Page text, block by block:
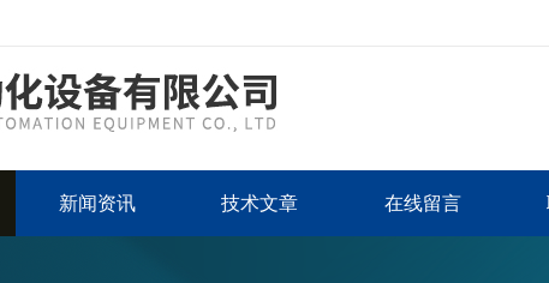
新闻资讯 技术文章 在线留言